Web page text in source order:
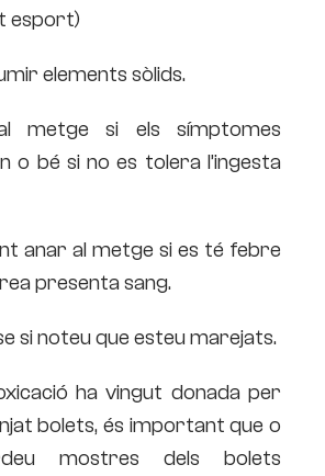
esport)
elements sòlids.
metge si els símptomes
o bé si no es tolera l’ingesta
anar al metge si es té febre
presenta sang.
si noteu que esteu marejats.
ha vingut donada per
bolets, és important que o
mostres dels bolets